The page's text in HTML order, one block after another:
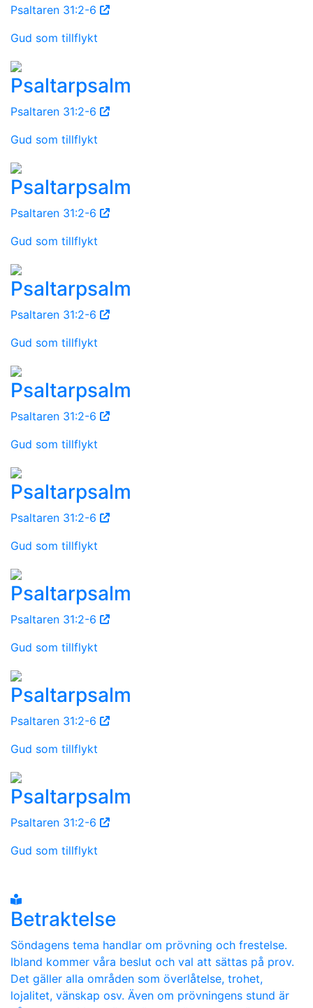
Psaltaren 31:2-6
Gud som tillflykt
Psaltarpsalm
Psaltaren 31:2-6
Gud som tillflykt
Psaltarpsalm
Psaltaren 31:2-6
Gud som tillflykt
Psaltarpsalm
Psaltaren 31:2-6
Gud som tillflykt
Psaltarpsalm
Psaltaren 31:2-6
Gud som tillflykt
Psaltarpsalm
Psaltaren 31:2-6
Gud som tillflykt
Psaltarpsalm
Psaltaren 31:2-6
Gud som tillflykt
Psaltarpsalm
Psaltaren 31:2-6
Gud som tillflykt
Psaltarpsalm
Psaltaren 31:2-6
Gud som tillflykt
Betraktelse
Söndagens tema handlar om prövning och frestelse.
Ibland kommer våra beslut och val att sättas på prov.
Det gäller alla områden som överlåtelse, trohet,
lojalitet, vänskap osv. Även om prövningens stund är